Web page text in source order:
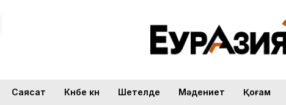
Саясат Күнбе күн Шетелде Мәдениет Қоғам